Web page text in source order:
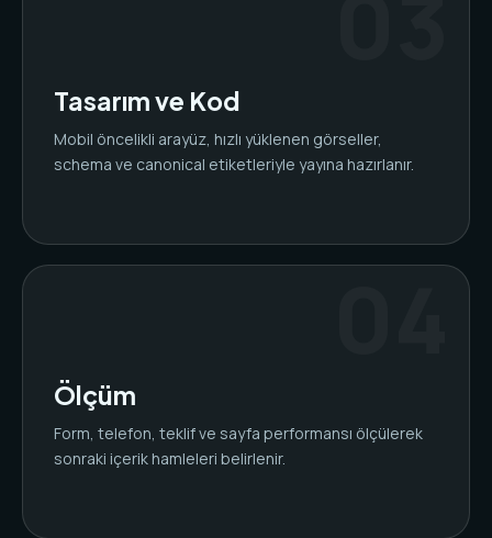
Tasarım ve Kod
Mobil öncelikli arayüz, hızlı yüklenen görseller,
schema ve canonical etiketleriyle yayına hazırlanır.
Ölçüm
Form, telefon, teklif ve sayfa performansı ölçülerek
sonraki içerik hamleleri belirlenir.